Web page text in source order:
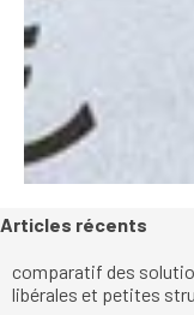
Sauter le bloc Articles
Articles récents
comparatif des
libérales et petites